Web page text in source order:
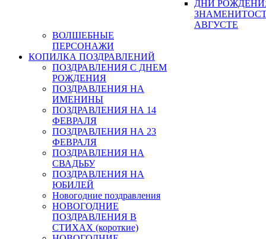
ДНИ
АВГУСТЕ
ВОЛШЕБНЫЕ
ПЕРСОНАЖИ
КОПИЛКА ПОЗДРАВЛЕНИЙ
ПОЗДРАВЛЕНИЯ С ДНЕМ
РОЖДЕНИЯ
ПОЗДРАВЛЕНИЯ НА
ИМЕНИНЫ
ПОЗДРАВЛЕНИЯ НА 14
ФЕВРАЛЯ
ПОЗДРАВЛЕНИЯ НА 23
ФЕВРАЛЯ
ПОЗДРАВЛЕНИЯ НА
СВАДЬБУ
ПОЗДРАВЛЕНИЯ НА
ЮБИЛЕЙ
Новогодние поздравления
НОВОГОДНИЕ
ПОЗДРАВЛЕНИЯ В
СТИХАХ (короткие)